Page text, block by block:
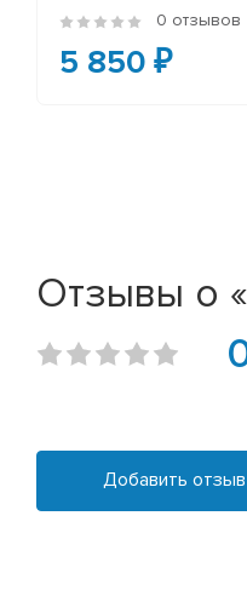
0 отзывов
5 850 ₽
Отзывы о
Добавить отзыв